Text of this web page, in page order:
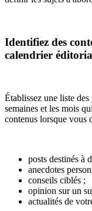
Identifiez des
calendrier
Établissez une liste des
semaines et les mois
contenus lorsque vous
posts destinés à
anecdotes
conseils ciblés ;
opinion sur un
actualités de